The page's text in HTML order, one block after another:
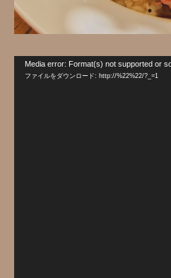
Media error: Format(s) not supported or
ファイルをダウンロード: http://%22%22/?_=1